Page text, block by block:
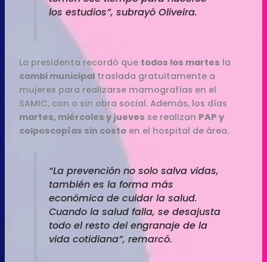
los estudios”, subrayó Oliveira.
La presidenta recordó que todos los martes la
combi municipaltraslada gratuitamente a
mujeres para realizarse mamografías en el
SAMIC, con o sin obra social. Además, los días
martes, miércoles y jueves se realizan PAP y
colposcopías sin costo en el hospital de área.
“La prevención no solo salva vidas,
también es la forma más
económica de cuidar la salud.
Cuando la salud falla, se desajusta
todo el resto del engranaje de la
vida cotidiana”, remarcó.